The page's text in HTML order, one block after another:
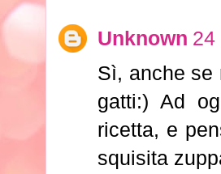
Unknown 24
Sì, anche se
gatti:) Ad
ricetta, e
squisita